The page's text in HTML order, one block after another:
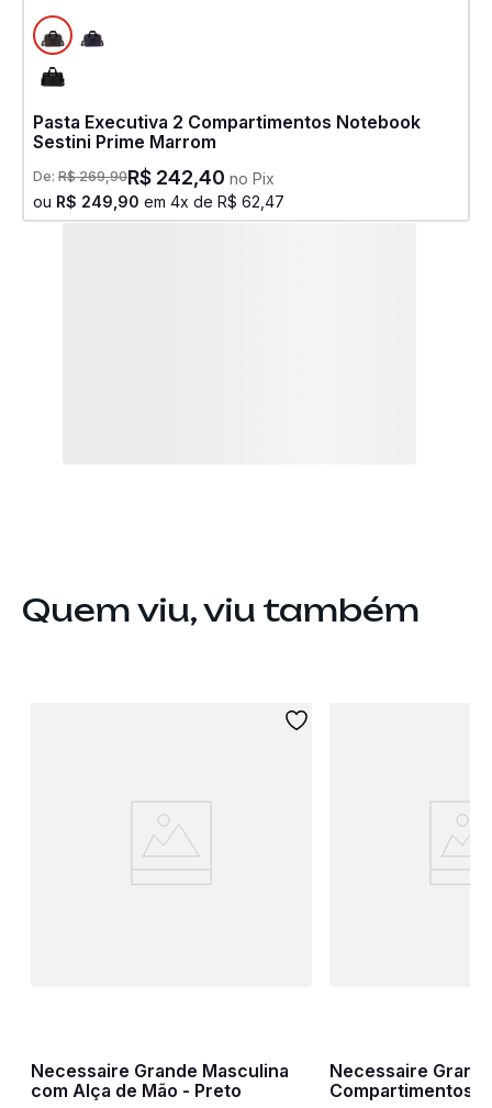
Pasta Executiva 2 Compartimentos Notebook
Sestini Prime Marrom
De: R$ 269,90R$ 242,40 no Pix
ou R$ 249 90 em 4x de R$ 62 47
Quem viu, viu também
Necessaire Grande Masculina
com Alça de Mão - Preto
Necessaire
Compartimentos